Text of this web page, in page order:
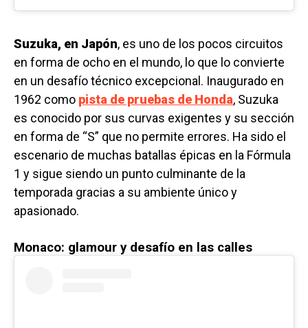
Suzuka, en Japón, es uno de los pocos circuitos
en forma de ocho en el mundo, lo que lo convierte
en un desafío técnico excepcional. Inaugurado en
1962 como pista de pruebas de Honda, Suzuka
es conocido por sus curvas exigentes y su sección
en forma de “S” que no permite errores. Ha sido el
escenario de muchas batallas épicas en la Fórmula
1 y sigue siendo un punto culminante de la
temporada gracias a su ambiente único y
apasionado.
Monaco: glamour y desafío en las calles